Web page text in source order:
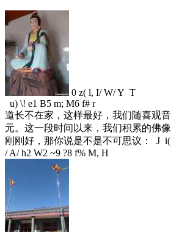
0 z( l, I/ W/ Y T
u) \! e1 B5 m; M6 f# r
道长不在家，这样最好，我们随喜观
元。这一段时间以来，我们积累的佛像
刚刚好，那你说是不是不可思议：
J i(
/ A/ h2 W2 ~9 ?8 f% M, H